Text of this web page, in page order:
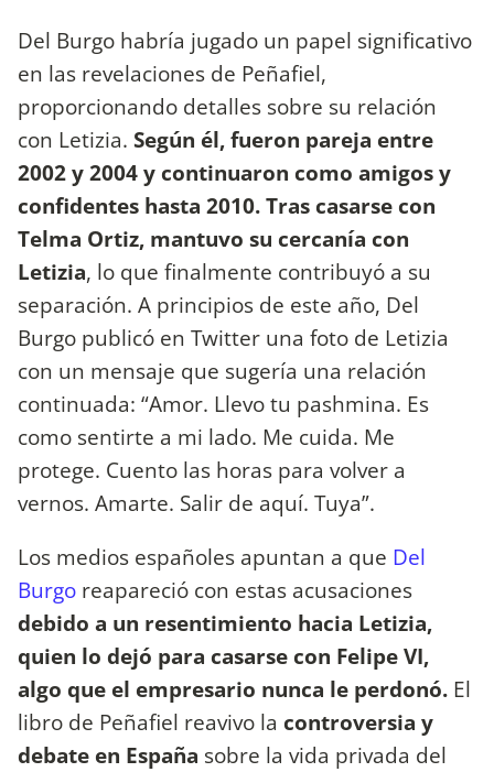
Del Burgo habría jugado un papel significativo
en las revelaciones de Peñafiel,
proporcionando detalles sobre su relación
con Letizia. Según él, fueron pareja entre
2002 y 2004 y continuaron como amigos y
confidentes hasta 2010. Tras casarse con
Telma Ortiz, mantuvo su cercanía con
Letizia, lo que finalmente contribuyó a su
separación. A principios de este año, Del
Burgo publicó en Twitter una foto de Letizia
con un mensaje que sugería una relación
continuada: “Amor. Llevo tu pashmina. Es
como sentirte a mi lado. Me cuida. Me
protege. Cuento las horas para volver a
vernos. Amarte. Salir de aquí. Tuya”.
Los medios españoles apuntan a que Del
Burgo reapareció con estas acusaciones
debido a un resentimiento hacia Letizia,
quien lo dejó para casarse con Felipe VI,
algo que el empresario nunca le perdonó. El
libro de Peñafiel reavivo la controversia y
debate en España sobre la vida privada del